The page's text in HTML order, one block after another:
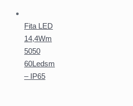
Fita LED
14,4Wm
5050
60Ledsm
– IP65